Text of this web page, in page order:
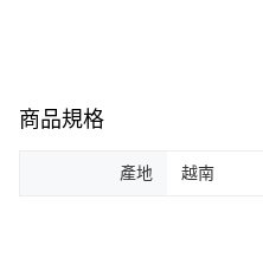
商品規格
產地 越南